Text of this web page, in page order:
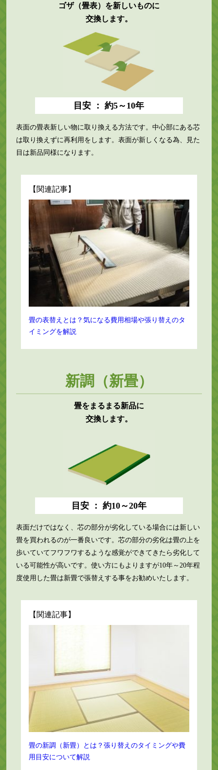
ゴザ（畳表）を新しいものに
交換します。
目安 ： 約5～10年
表面の畳表新しい物に取り換える方法です。中心部にある芯
は取り換えずに再利用をします。表面が新しくなる為、見た
目は新品同様になります。
【関連記事】
畳の表替えとは？気になる費用相場や張り替えのタ
イミングを解説
新調（新畳）
畳をまるまる新品に
交換します。
目安 ： 約10～20年
表面だけではなく、芯の部分が劣化している場合には新しい
畳を買われるのが一番良いです。芯の部分の劣化は畳の上を
歩いていてフワフワするような感覚ができてきたら劣化して
いる可能性が高いです。使い方にもよりますが10年～20年程
度使用した畳は新畳で張替えする事をお勧めいたします。
【関連記事】
畳の新調（新畳）とは？張り替えのタイミングや費
用目安について解説